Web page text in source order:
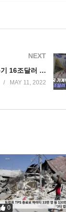
NEXT
미국 가계부채 올 1분기 16조달러 육박 ‘사상 최고치’
MAY 11, 2022
0